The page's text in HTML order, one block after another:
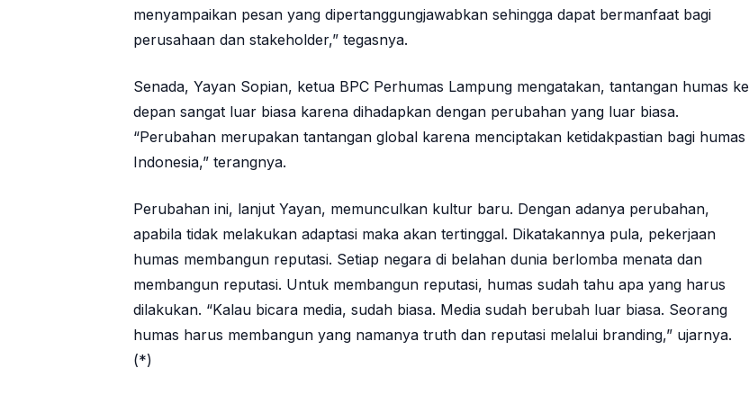
menyampaikan pesan yang dipertanggungjawabkan sehingga dapat bermanfaat bagi
perusahaan dan stakeholder,” tegasnya.
Senada, Yayan Sopian, ketua BPC Perhumas Lampung mengatakan, tantangan humas ke
depan sangat luar biasa karena dihadapkan dengan perubahan yang luar biasa.
“Perubahan merupakan tantangan global karena menciptakan ketidakpastian bagi humas
Indonesia,” terangnya.
Perubahan ini, lanjut Yayan, memunculkan kultur baru. Dengan adanya perubahan,
apabila tidak melakukan adaptasi maka akan tertinggal. Dikatakannya pula, pekerjaan
humas membangun reputasi. Setiap negara di belahan dunia berlomba menata dan
membangun reputasi. Untuk membangun reputasi, humas sudah tahu apa yang harus
dilakukan. “Kalau bicara media, sudah biasa. Media sudah berubah luar biasa. Seorang
humas harus membangun yang namanya truth dan reputasi melalui branding,” ujarnya.
(*)